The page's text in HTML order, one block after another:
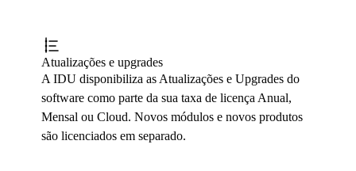
Atualizações e upgrades
A IDU disponibiliza as Atualizações e Upgrades do
software como parte da sua taxa de licença Anual,
Mensal ou Cloud. Novos módulos e novos produtos
são licenciados em separado.